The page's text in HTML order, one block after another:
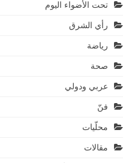
تحت الأضواء اليوم
رأي الشرق
رياضة
صحة
عربي ودولي
فنّ
محلّيات
مقالات